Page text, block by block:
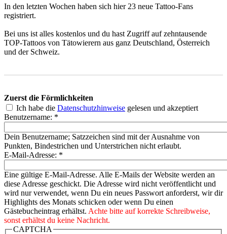
In den letzten Wochen haben sich hier 23 neue Tattoo-Fans
registriert.
Bei uns ist alles kostenlos und du hast Zugriff auf zehntausende
TOP-Tattoos von Tätowierern aus ganz Deutschland, Österreich
und der Schweiz.
Zuerst die Förmlichkeiten
Ich habe die Datenschutzhinweise gelesen und akzeptiert
Benutzername: *
Dein Benutzername; Satzzeichen sind mit der Ausnahme von
Punkten, Bindestrichen und Unterstrichen nicht erlaubt.
E-Mail-Adresse: *
Eine gültige E-Mail-Adresse. Alle E-Mails der Website werden an
diese Adresse geschickt. Die Adresse wird nicht veröffentlicht und
wird nur verwendet, wenn Du ein neues Passwort anforderst, wir dir
Highlights des Monats schicken oder wenn Du einen
Gästebucheintrag erhältst. Achte bitte auf korrekte Schreibweise,
sonst erhältst du keine Nachricht.
CAPTCHA